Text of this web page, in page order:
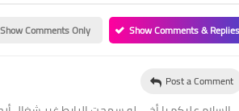
Show Comments Only Show Comments & Replies
Post a Comment